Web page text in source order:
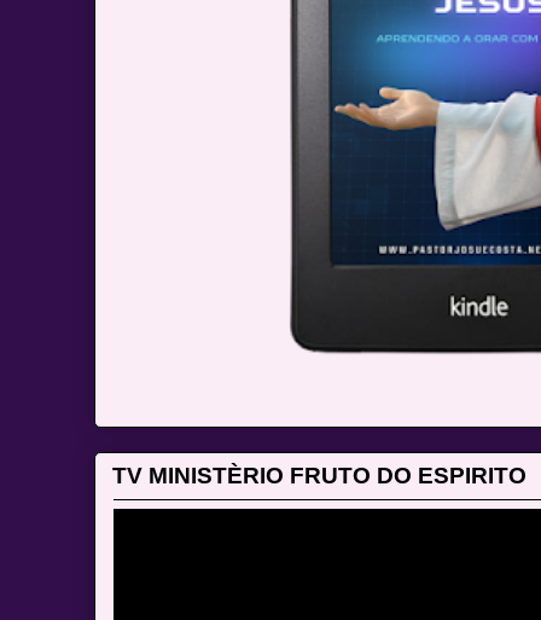
TV MINISTÈRIO FRUTO DO ESPIRITO